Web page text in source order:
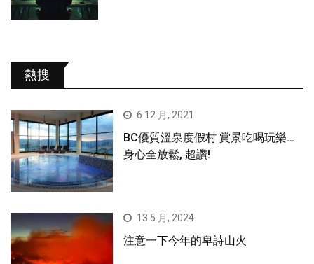
熱搜
6 12 月, 2021
BC優質溫泉度假村 賞景吃喝玩樂…
身心全放鬆, 超讚!
13 5 月, 2024
注意一下今年的卑詩山火